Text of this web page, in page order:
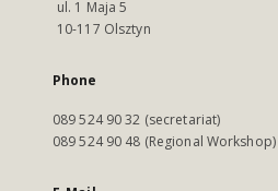
ul. 1 Maja 5
10-117 Olsztyn
Phone
089 524 90 32 (secretariat)
089 524 90 48 (Regional Workshop)